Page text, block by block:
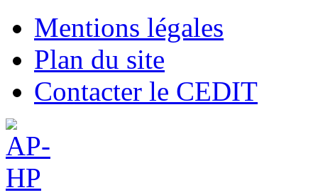
Mentions légales
Plan du site
Contacter le CEDIT